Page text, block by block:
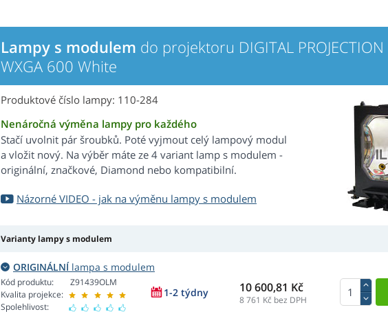
Lampy s modulem do projektoru DIGITAL PROJECTION
WXGA 600 White
Produktové číslo lampy: 110-284
Nenáročná výměna lampy pro každého
Stačí uvolnit pár šroubků. Poté vyjmout celý lampový modul
a vložit nový. Na výběr máte ze 4 variant lamp s modulem -
originální, značkové, Diamond nebo kompatibilní.
Názorné VIDEO - jak na výměnu lampy s modulem
Varianty lampy s modulem
ORIGINÁLNÍlampa s modulem
Kód produktu:
Kvalita projekce:
Spolehlivost:
Z91439OLM
1-2 týdny 10 600,81 Kč
8 761 Kč bez DPH